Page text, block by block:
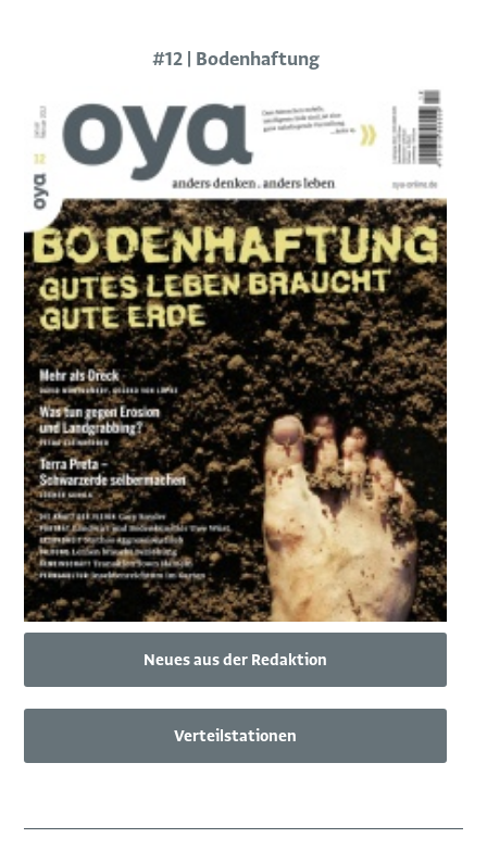
#12 | Bodenhaftung
Neues aus der Redaktion
Verteilstationen